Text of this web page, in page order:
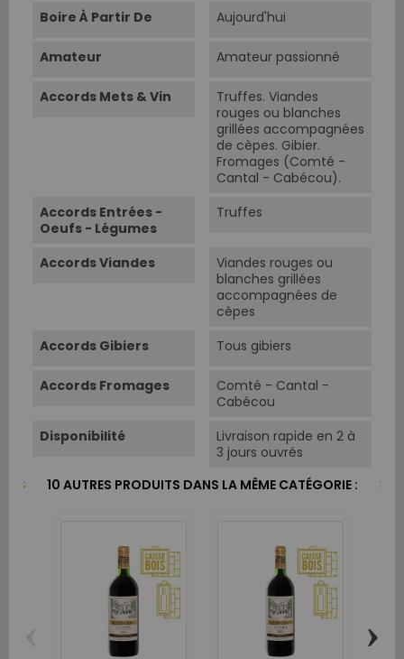
Boire À Partir De Aujourd'hui
Amateur Amateur passionné
Accords Mets & Vin
Truffes. Viandes
rouges ou blanches
grillées accompagnées
de cèpes. Gibier.
Fromages (Comté -
Cantal - Cabécou).
Accords Entrées -
Oeufs - Légumes
Truffes
Accords Viandes
Viandes rouges ou
blanches grillées
accompagnées de
cèpes
Accords Gibiers
Tous gibiers
Accords Fromages
Comté - Cantal -
Cabécou
Disponibilité
Livraison rapide en 2 à
3 jours ouvrés
10 AUTRES PRODUITS DANS LA MÊME CATÉGORIE :
›